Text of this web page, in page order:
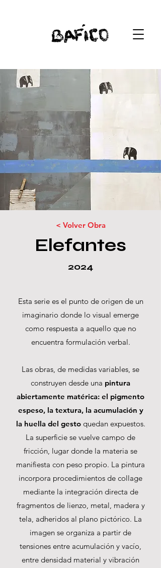
< Volver Obra
Elefantes
2024
Esta serie es el punto de origen de un
imaginario donde lo visual emerge
como respuesta a aquello que no
encuentra formulación verbal.
Las obras, de medidas variables, se
construyen desde una pintura
abiertamente matérica: el pigmento
espeso, la textura, la acumulación y
la huella del gestoquedan expuestos.
La superficie se vuelve campo de
fricción, lugar donde la materia se
manifiesta con peso propio. La pintura
incorpora procedimientos de collage
mediante la integración directa de
fragmentos de lienzo, metal, madera y
tela, adheridos al plano pictórico. La
imagen se organiza a partir de
tensiones entre acumulación y vacío,
entre densidad material y vibración